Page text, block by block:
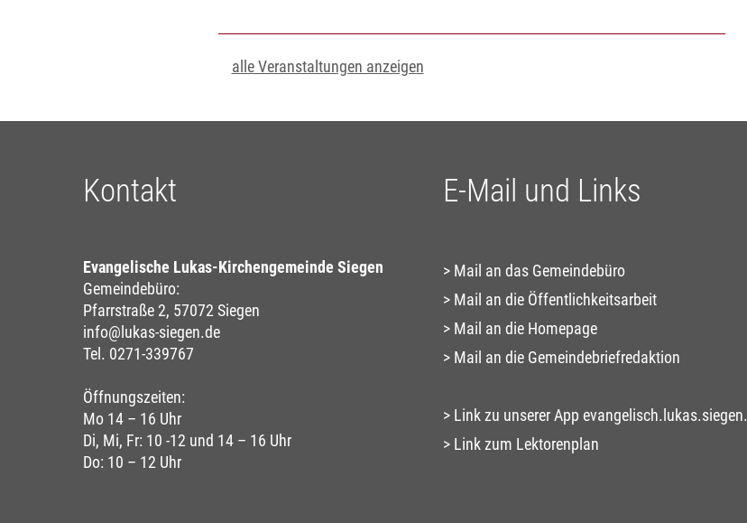
alle Veranstaltungen anzeigen
Kontakt
Evangelische Lukas-Kirchengemeinde Siegen
Gemeindebüro:
Pfarrstraße 2, 57072 Siegen
info@lukas-siegen.de
Tel. 0271-339767
Öffnungszeiten:
Mo 14 – 16 Uhr
Di, Mi, Fr: 10 -12 und 14 – 16 Uhr
Do: 10 – 12 Uhr
E-Mail und Links
Mail an das Gemeindebüro
Mail an die Öffentlichkeitsarbeit
Mail an die Homepage
Mail an die Gemeindebriefredaktion
Link zu unserer App evangelisch.lukas.siegen.
Link zum Lektorenplan